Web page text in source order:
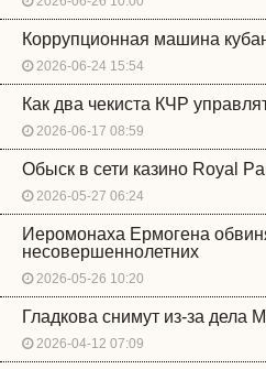
Коррупционная машина
2026-06-24 15:54
Как два чекиста КЧР
2026-06-17 08:59
Обыск в сети казино Royal
2026-05-27 06:24
Иеромонаха Ермогена
несовершеннолетних
2026-05-26 10:20
Гладкова снимут из-за дела
2026-04-12 07:09